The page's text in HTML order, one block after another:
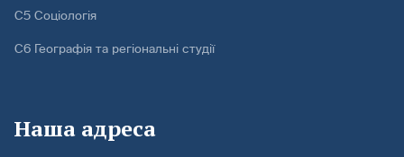
С5 Соціологія
С6 Географія та регіональні студії
Наша адреса